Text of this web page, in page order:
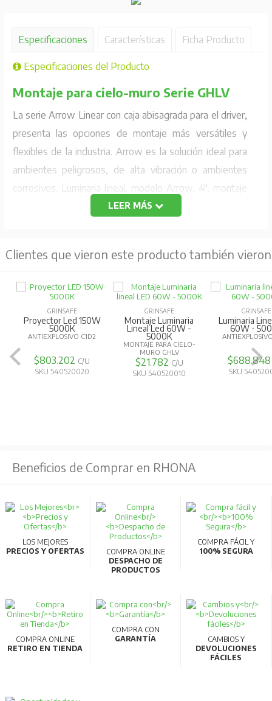
Especificaciones Características Ficha Producto
Especificaciones del Producto
Montaje para cielo-muro Serie GHLV
La serie Arrow Linear con caja abisagrada para el driver,
presenta las opciones de montaje más versátiles y
flexibles de la industria. Arrow es la solución ideal para
ambientes peligrosos, de alta vibración o ambientes
corrosivos. Luminaria lineal, modelo Arrow, 4", montaje
colgante, opcional a techo o estructura, Clase 1 Div.2,
aluminio fundido libre de cobre, lente de policarbonato.
Temperatura de funcionamiento -20°C a 50°C. Incluye
kit de operación de emergencia.
DATOS TÉCNICOS:
Para Montaje Cielo-Muro
LEER MÁS
Clientes que vieron este producto también vieron
GRINSAFE
Luminaria Lineal Led
60W - 5000K
ANTIEXPLOSIVO C1D2
$688.848C/U
SKU 540520000
GRINSAFE
Luminaria Lineal Led
Arrow Ghlv - 30W
347/480V
NORMA DS1 - 1%
$408.408C/U
GRINSAFE
Luminaria
Arrow
60W 347/
NORMA DS1
$490.090
Beneficios de Comprar en RHONA
LOS MEJORES
PRECIOS Y OFERTAS
COMPRA ONLINE
DESPACHO DE
PRODUCTOS
COMPRA FÁCIL Y
100% SEGURA
COMPRA ONLINE
RETIRO EN TIENDA
COMPRA CON
GARANTÍA
CAMBIOS Y
DEVOLUCIONES
FÁCILES